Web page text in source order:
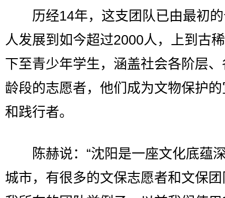
历经14年，这支团队已由最初的
人发展到如今超过2000人，上到古
下至青少年学生，涵盖社会各阶层
龄段的志愿者，他们成为文物保护
和践行者。
陈赫说：“沈阳是一座文化底蕴
城市，有很多的文保志愿者和文保